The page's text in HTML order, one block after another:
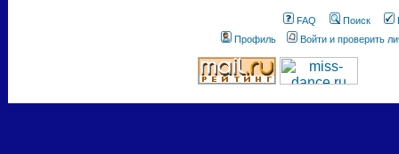
FAQ Поиск
Профиль
Войти и проверить